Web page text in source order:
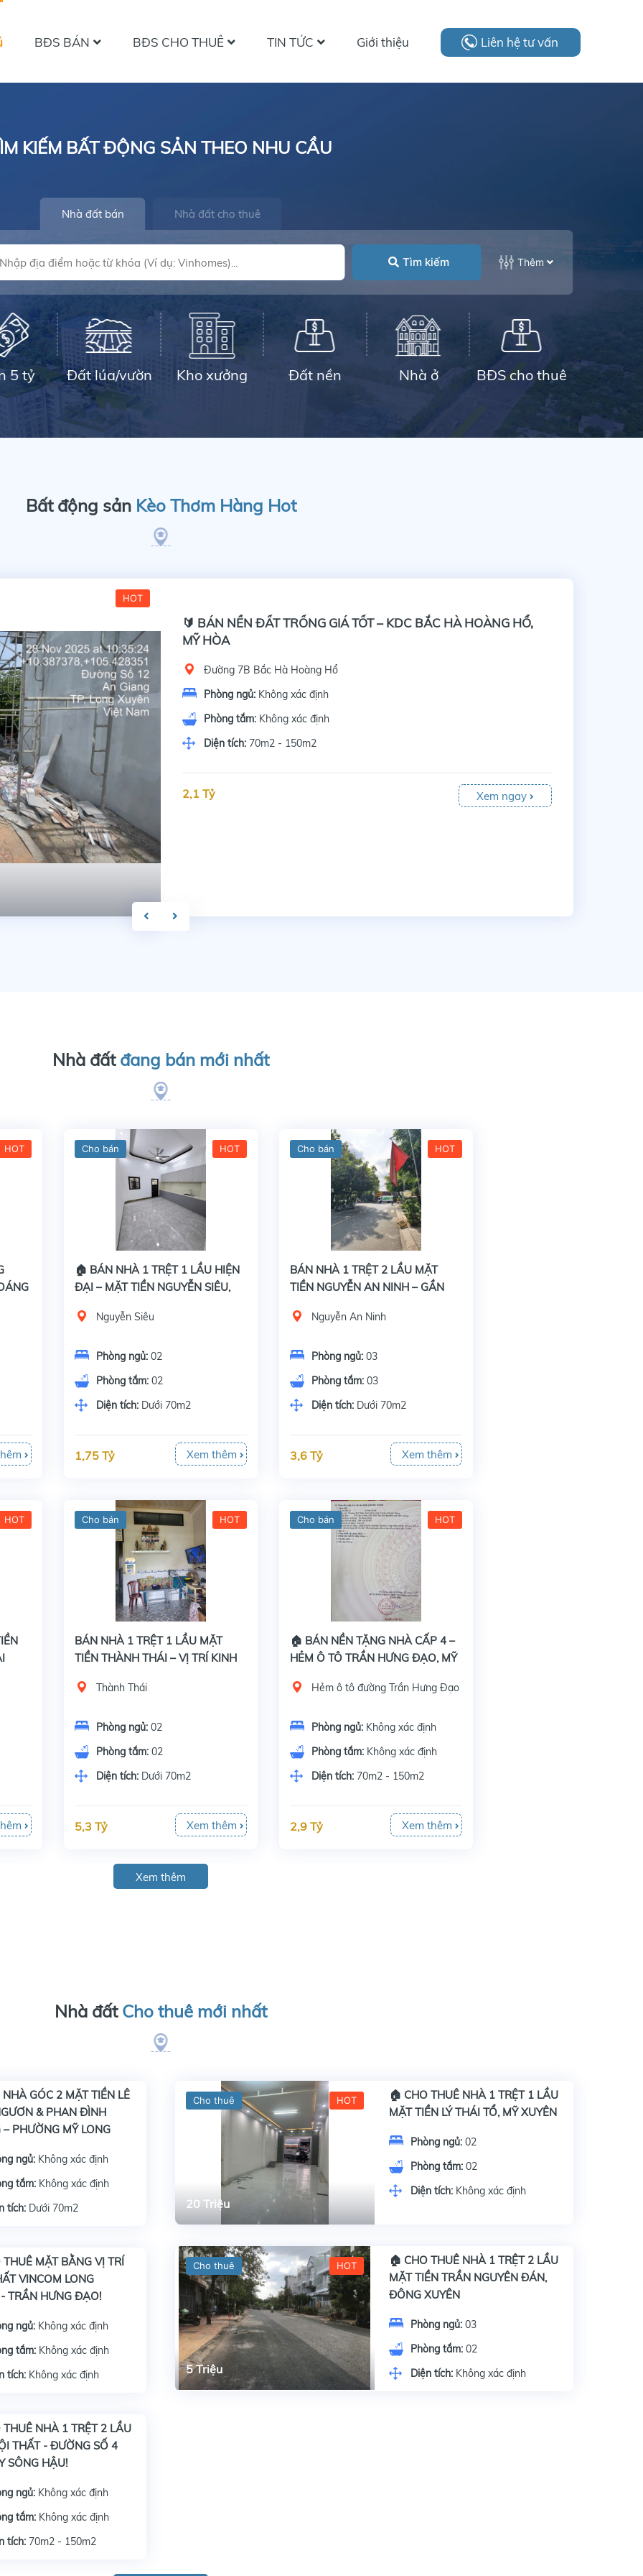
BĐS BÁN BĐS CHO THUÊ TIN TỨC Giới thiệu Liên hệ tư vấn
KIẾM BẤT ĐỘNG SẢN THEO NHU CẦU
Nhà đất bán Nhà đất cho thuê
Tìm kiếm Thêm
5 tỷ Đất lúa/vườn Kho xưởng Đất nền Nhà ở BĐS cho thuê
Bất động sản Kèo Thơm Hàng Hot
HOT
🔰 BÁN NỀN ĐẤT TRỐNG GIÁ TỐT – KDC BẮC HÀ HOÀNG HỔ,
MỸ HÒA
Đường 7B Bắc Hà Hoàng Hổ
Phòng ngủ: Không xác định
Phòng tắm: Không xác định
Diện tích: 70m2 - 150m2
2,1 Tỷ Xem ngay
Nhà đất đang bán mới nhất
HOT
HOT
Cho bán HOT
🏠 BÁN NHÀ 1 TRỆT 1 LẦU HIỆN
ĐẠI – MẶT TIỀN NGUYỄN SIÊU,
Nguyễn Siêu
Phòng ngủ: 02
Phòng tắm: 02
Diện tích: Dưới 70m2
1,75 Tỷ Xem thêm
Cho bán HOT
BÁN NHÀ 1 TRỆT 1 LẦU MẶT
TIỀN THÀNH THÁI – VỊ TRÍ KINH
Thành Thái
Phòng ngủ: 02
Phòng tắm: 02
Diện tích: Dưới 70m2
5,3 Tỷ Xem thêm
Cho bán HOT
BÁN NHÀ 1 TRỆT 2 LẦU MẶT
TIỀN NGUYỄN AN NINH – GẦN
Nguyễn An Ninh
Phòng ngủ: 03
Phòng tắm: 03
Diện tích: Dưới 70m2
3,6 Tỷ Xem thêm
Cho bán HOT
🏠 BÁN NỀN TẶNG NHÀ CẤP 4 –
HẺM Ô TÔ TRẦN HƯNG ĐẠO, MỸ
Hẻm ô tô đường Trần Hưng Đạo
Phòng ngủ: Không xác định
Phòng tắm: Không xác định
Diện tích: 70m2 - 150m2
2,9 Tỷ Xem thêm
Xem thêm
Nhà đất Cho thuê mới nhất
GÓC 2 MẶT TIỀN LÊ
& PHAN ĐÌNH
PHƯỜNG MỸ LONG
ngủ: Không xác định
tắm: Không xác định
tích: Dưới 70m2
MẶT BẰNG VỊ TRÍ
VINCOM LONG
TRẦN HƯNG ĐẠO!
ngủ: Không xác định
tắm: Không xác định
tích: Không xác định
NHÀ 1 TRỆT 2 LẦU
THẤT - ĐƯỜNG SỐ 4
SÔNG HẬU!
ngủ: Không xác định
tắm: Không xác định
tích: 70m2 - 150m2
Cho thuê HOT
20 Triệu
🏠 CHO THUÊ NHÀ 1 TRỆT 1 LẦU
MẶT TIỀN LÝ THÁI TỔ, MỸ XUYÊN
Phòng ngủ: 02
Phòng tắm: 02
Diện tích: Không xác định
Cho thuê HOT
5 Triệu
🏠 CHO THUÊ NHÀ 1 TRỆT 2 LẦU
MẶT TIỀN TRẦN NGUYÊN ĐÁN,
ĐÔNG XUYÊN
Phòng ngủ: 03
Phòng tắm: 02
Diện tích: Không xác định